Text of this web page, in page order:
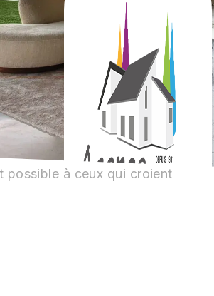
possible à ceux qui croient